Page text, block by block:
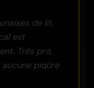
de lit,
est
Très pro,
piqûre